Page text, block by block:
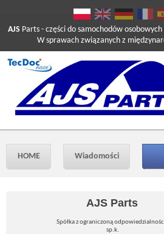
AJS Parts - części do samochodów
W sprawach związanych z
HOME Wiadomości
AJS Parts
Spółka z ograniczoną
sp.k.